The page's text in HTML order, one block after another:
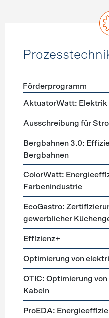
Förderprogramme
Förderprogramm
AktuatorWatt: Elektrik
Ausschreibung für
Bergbahnen 3.0:
Bergbahnen
ColorWatt:
Farbenindustrie
EcoGastro:
gewerblicher
Effizienz+
Optimierung von
OTIC: Optimierung
Kabeln
ProEDA: